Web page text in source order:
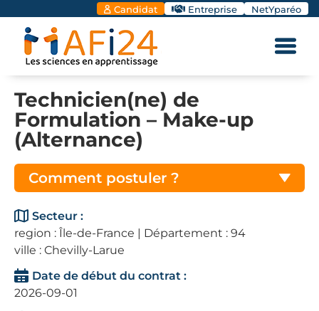
Candidat Entreprise NetYparéo
Technicien(ne) de
Formulation – Make-up
(Alternance)
Comment postuler ?
Secteur :
region : Île-de-France | Département : 94
ville : Chevilly-Larue
Date de début du contrat :
2026-09-01